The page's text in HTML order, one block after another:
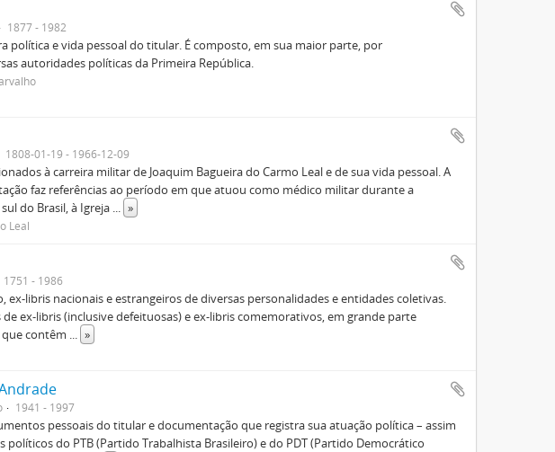
1877 - 1982
política e vida pessoal do titular. É composto, em sua maior parte, por
autoridades políticas da Primeira República.
1808-01-19 - 1966-12-09
à carreira militar de Joaquim Bagueira do Carmo Leal e de sua vida pessoal. A
faz referências ao período em que atuou como médico militar durante a
do Brasil, à Igreja ... »
Leal
1751 - 1986
ex-libris nacionais e estrangeiros de diversas personalidades e entidades coletivas.
ex-libris (inclusive defeituosas) e ex-libris comemorativos, em grande parte
contêm ... »
1941 - 1997
pessoais do titular e documentação que registra sua atuação política – assim
políticos do PTB (Partido Trabalhista Brasileiro) e do PDT (Partido Democrático